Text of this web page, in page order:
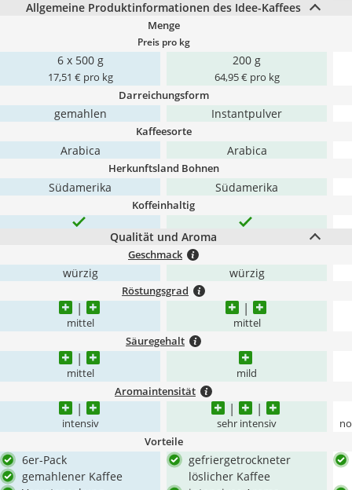
Allgemeine Produktinformationen des Idee-Kaffees
Menge
Preis pro kg
6 x 500 g
17,51 € pro kg
200 g
64,95 € pro kg
Darreichungsform
gemahlen Instantpulver
Kaffeesorte
Arabica Arabica
Herkunftsland Bohnen
Südamerika Südamerika
Koffeinhaltig
Qualität und Aroma
Geschmack
würzig würzig
Röstungsgrad
mittel mittel
Säuregehalt
mittel mild
Aromaintensität
intensiv sehr intensiv
Vorteile
6er-Pack
gemahlener Kaffee
gefriergetrockneter
löslicher Kaffee